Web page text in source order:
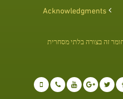
Acknowledgments
זה בצורה בלתי מסחרית